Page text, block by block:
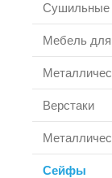
Сушильные
Мебель
Верстаки
Сейфы